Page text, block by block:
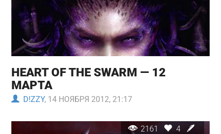
HEART OF THE SWARM — 12
МАРТА
D!ZZY, 14 НОЯБРЯ 2012, 21:17
2161 4